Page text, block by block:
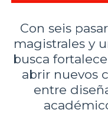
Con seis
magistrales y
busca
abrir nuevos
entre